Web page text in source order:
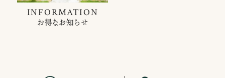
INFORMATION
お得なお知らせ